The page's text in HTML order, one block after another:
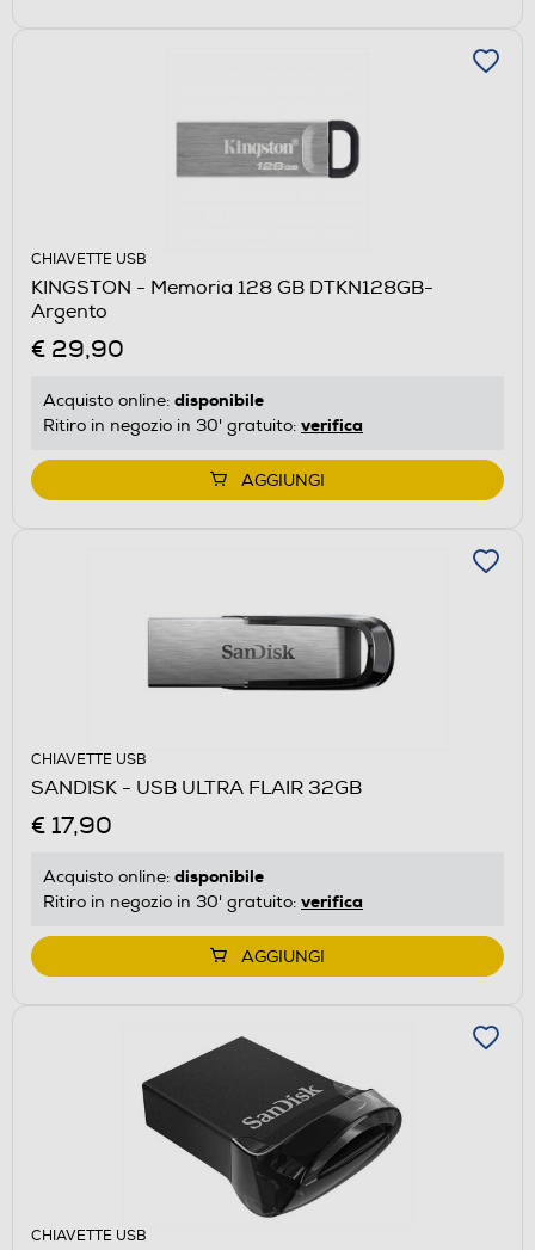
CHIAVETTE USB
KINGSTON - Memoria 128 GB DTKN128GB-
Argento
€ 29,90
Acquisto online: disponibile
Ritiro in negozio in 30' gratuito: verifica
AGGIUNGI
CHIAVETTE USB
SANDISK - USB ULTRA FLAIR 32GB
€ 17,90
Acquisto online: disponibile
Ritiro in negozio in 30' gratuito: verifica
AGGIUNGI
CHIAVETTE USB